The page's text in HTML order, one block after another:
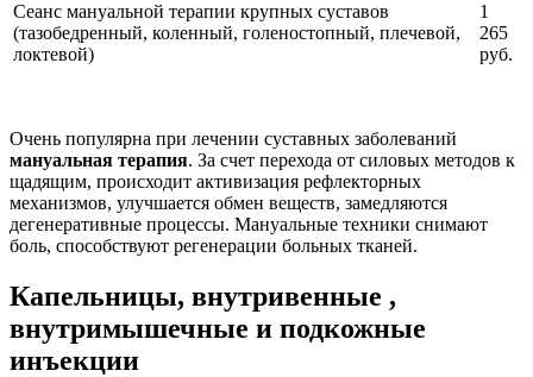
Сеанс мануальной терапии крупных суставов
(тазобедренный, коленный, голеностопный, плечевой,
локтевой)
1
265
руб.
Очень популярна при лечении суставных заболеваний
мануальная терапия. За счет перехода от силовых методов к
щадящим, происходит активизация рефлекторных
механизмов, улучшается обмен веществ, замедляются
дегенеративные процессы. Мануальные техники снимают
боль, способствуют регенерации больных тканей.
Капельницы, внутривенные ,
внутримышечные и подкожные
инъекции